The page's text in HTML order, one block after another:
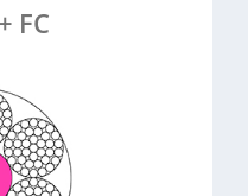
FC
Konstruktion
:
Material: